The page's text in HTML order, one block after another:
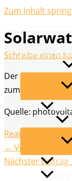
Zum Inhalt
EWerk
FAQ
Über uns
Schreibe einen
Der Preisdruck
zum Jahresende
Quelle:
Read More
← Vorheriger
Nächster Beitrag